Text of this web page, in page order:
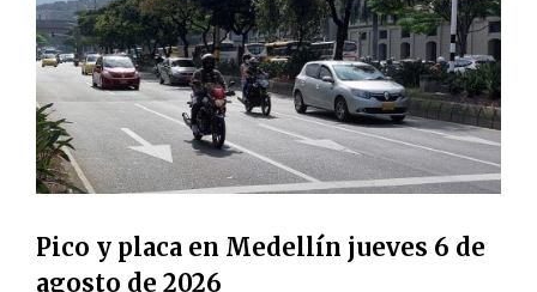
Pico y placa en Medellín jueves 6 de
agosto de 2026